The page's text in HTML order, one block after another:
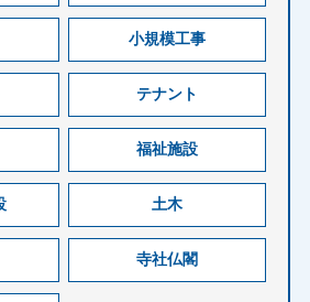
小規模工事
テナント
福祉施設
土木
寺社仏閣